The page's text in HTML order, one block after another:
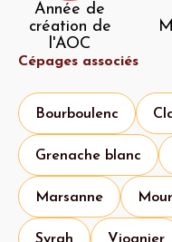
Année de
création de
l'AOC
Cépages associés
Bourboulenc
Grenache blanc
Marsanne